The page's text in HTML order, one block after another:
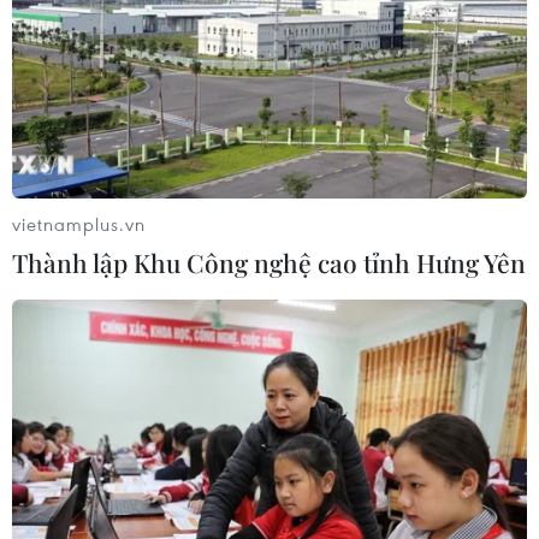
vietnamplus.vn
Thành lập Khu Công nghệ cao tỉnh Hưng Yên